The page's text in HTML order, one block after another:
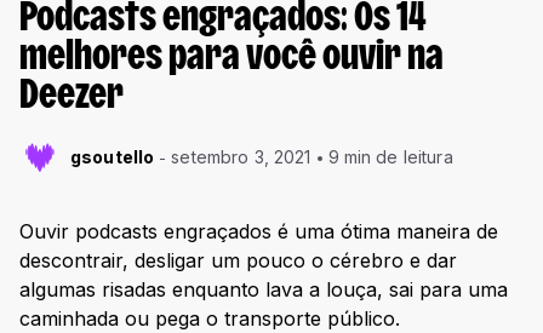
Podcasts engraçados: Os 14
melhores para você ouvir na
Deezer
gsoutello setembro 3, 2021 9 min de leitura
Ouvir podcasts engraçados é uma ótima maneira de
descontrair, desligar um pouco o cérebro e dar
algumas risadas enquanto lava a louça, sai para uma
caminhada ou pega o transporte público.